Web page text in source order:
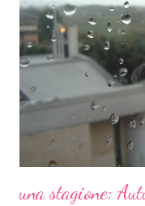
gioco e di amore. C'è
bambini ( http://
troppo spesso viene
tanta tristezza,
una stagione: